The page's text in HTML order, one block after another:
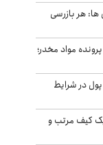
هر بازرسی
مواد مخدر؛
در شرایط
کیف مرتب و